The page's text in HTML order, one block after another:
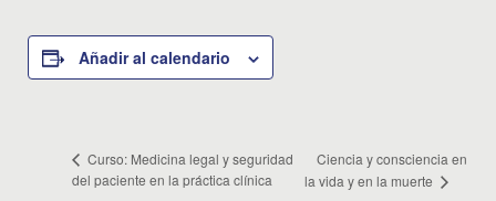
Añadir al calendario
Curso: Medicina legal y seguridad
del paciente en la práctica clínica
Ciencia y consciencia en
la vida y en la muerte